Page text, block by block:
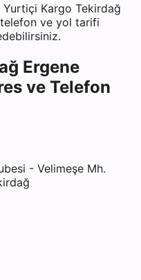
Yurtiçi Kargo Tekirdağ
ve yol tarifi
Ergene
ve Telefon
- Velimeşe Mh.